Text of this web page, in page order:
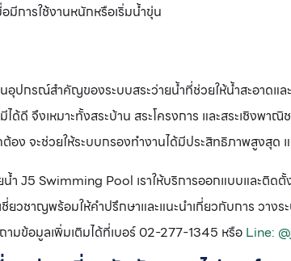
มีการใช้งานหนักหรือเริ่มน้ำขุ่น
อุปกรณ์สำคัญของระบบสระว่ายน้ำที่ช่วยให้น้ำสะอาด
ด้ดี จึงเหมาะทั้งสระบ้าน สระโครงการ และสระเชิงพา
อง จะช่วยให้ระบบกรองทำงานได้มีประสิทธิภาพสูงสุด
ำ J5 Swimming Pool เราให้บริการออกแบบและติด
ยวชาญพร้อมให้คำปรึกษาและแนะนำเกี่ยวกับการ วางร
มข้อมูลเพิ่มเติมได้ที่เบอร์ 02-277-1345 หรือ Line: